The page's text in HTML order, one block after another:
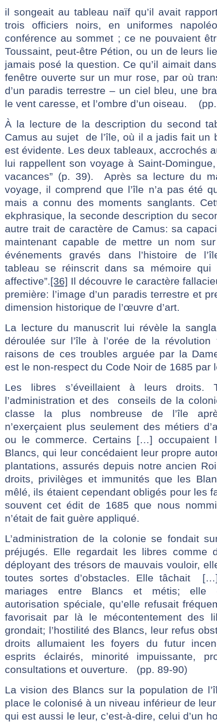
il songeait au tableau naïf qu’il avait
trois officiers noirs, en uniformes
conférence au sommet ; ce ne pouvaient
Toussaint, peut-être Pétion, ou un de leurs
jamais posé la question. Ce qu’il aimait
fenêtre ouverte sur un mur rose, par où
d’un paradis terrestre – un ciel bleu, une
le vent caresse, et l’ombre d’un oiseau.
À la lecture de la description du second
Camus au sujet de l’île, où il a jadis fait un
est évidente. Les deux tableaux, accrochés
lui rappellent son voyage à Saint-
vacances” (p. 39). Après sa lecture du
voyage, il comprend que l’île n’a pas été
mais a connu des moments sanglants.
ekphrasique, la seconde description du
autre trait de caractère de Camus: sa
maintenant capable de mettre un nom
événements gravés dans l’histoire de
tableau se réinscrit dans sa mémoire qui
affective”.[36] Il découvre le caractère
première: l’image d’un paradis terrestre et
dimension historique de l’œuvre d’art.
La lecture du manuscrit lui révèle la
déroulée sur l’île à l’orée de la révolution
raisons de ces troubles arguée par la
est le non-respect du Code Noir de 1685 par
Les libres s’éveillaient à leurs droits.
l’administration et des conseils de la
classe la plus nombreuse de l’île
n’exerçaient plus seulement des métiers
ou le commerce. Certains […] occupaient
Blancs, qui leur concédaient leur propre
plantations, assurés depuis notre ancien
droits, privilèges et immunités que les
mêlé, ils étaient cependant obligés pour les
souvent cet édit de 1685 que nous
n’était de fait guère appliqué.
L’administration de la colonie se fondait
préjugés. Elle regardait les libres comme
déployant des trésors de mauvais vouloir,
toutes sortes d’obstacles. Elle tâchait
mariages entre Blancs et métis; elle
autorisation spéciale, qu’elle refusait
favorisait par là le mécontentement des
grondait; l’hostilité des Blancs, leur refus
droits allumaient les foyers du futur
esprits éclairés, minorité impuissante,
consultations et ouverture. (pp. 89-90)
La vision des Blancs sur la population de
place le colonisé à un niveau inférieur de
qui est aussi le leur, c’est-à-dire, celui d’un